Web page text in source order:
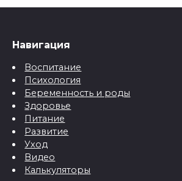
Навигация
Воспитание
Психология
Беременность и роды
Здоровье
Питание
Развитие
Уход
Видео
Калькуляторы